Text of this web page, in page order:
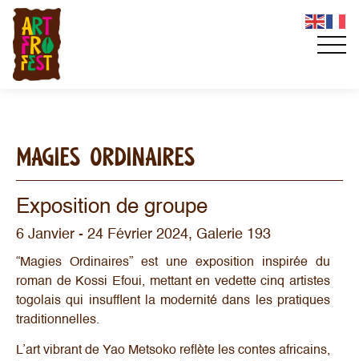
MAGIES ORDINAIRES
Exposition de groupe
6 Janvier - 24 Février 2024, Galerie 193
“Magies Ordinaires” est une exposition inspirée du
roman de Kossi Efoui, mettant en vedette cinq artistes
togolais qui insufflent la modernité dans les pratiques
traditionnelles.
L’art vibrant de Yao Metsoko reflète les contes africains,